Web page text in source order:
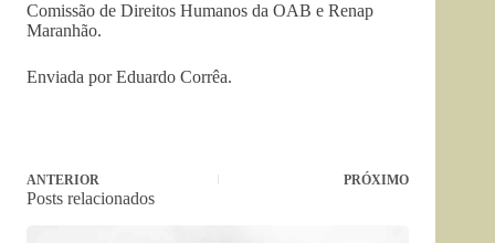
Comissão de Direitos Humanos da OAB e Renap
Maranhão.
Enviada por Eduardo Corrêa.
ANTERIOR PRÓXIMO
Posts relacionados